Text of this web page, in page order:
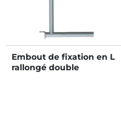
Embout de fixation en L
rallongé double